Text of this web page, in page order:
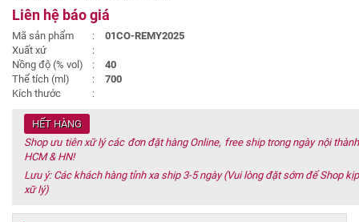
Liên hệ báo giá
Mã sản phẩm :
01CO-REMY2025
Xuất xứ
:
Nồng độ (% vol)
:
40
Thể tích (ml)
:
700
Kích thước
:
HẾT HÀNG
Shop ưu tiên xữ lý các đơn đặt hàng Online, free ship trong ngày nội thành
HCM & HN!
Lưu ý: Các khách hàng tỉnh xa ship 3-5 ngày (Vui lòng đặt sớm để Shop kịp
xữ lý)